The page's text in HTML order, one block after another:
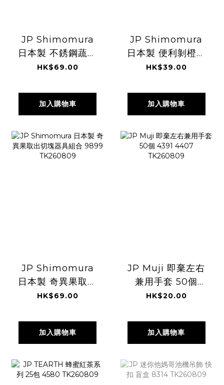
JP Shimomura
日本製 不銹鋼蔬果
蒂頭去除器 0239
HK$69.00
加入購物車
JP Shimomura
日本製 便利剝橙皮
去衣神器 9929
HK$39.00
加入購物車
JP Shimomura
日本製 奇異果取出
切塊器具組合 9899
HK$69.00
加入購物車
JP Muji 即棄左右
兼用手套 50個
4391 4407
HK$20.00
加入購物車